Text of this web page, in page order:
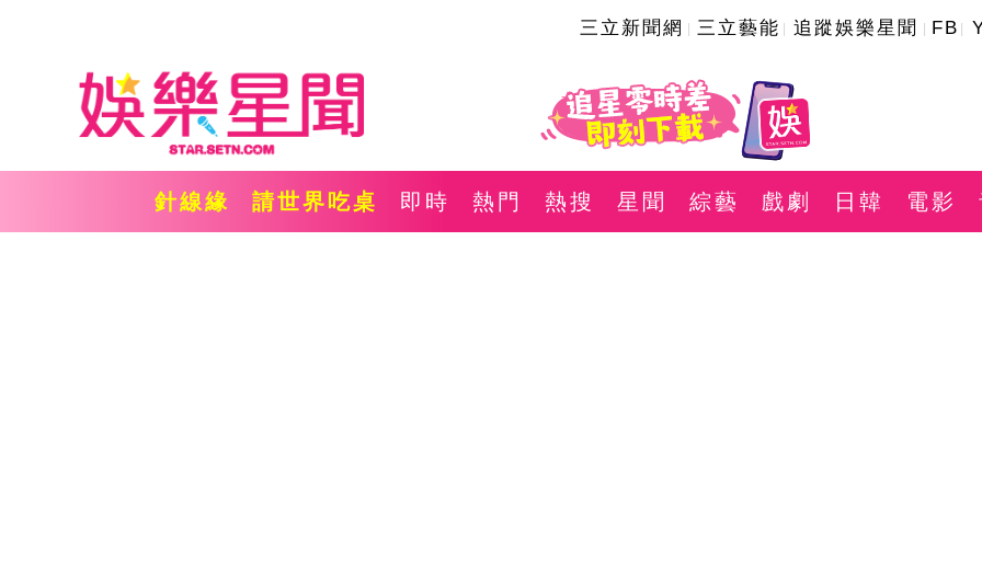
三立新聞網 三立藝能 追蹤娛樂星聞 FB
針線緣 請世界吃桌 即時 熱門 熱搜 星聞 綜藝 戲劇 日韓 電影